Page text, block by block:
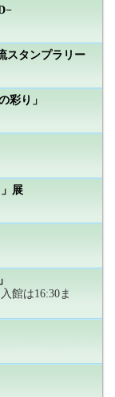
スタンプラリー
彩り」
展
館は16:30ま